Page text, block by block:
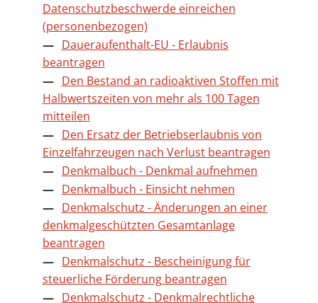
Datenschutzbeschwerde einreichen
(personenbezogen)
Daueraufenthalt-EU - Erlaubnis
beantragen
Den Bestand an radioaktiven Stoffen mit
Halbwertszeiten von mehr als 100 Tagen
mitteilen
Den Ersatz der Betriebserlaubnis von
Einzelfahrzeugen nach Verlust beantragen
Denkmalbuch - Denkmal aufnehmen
Denkmalbuch - Einsicht nehmen
Denkmalschutz - Änderungen an einer
denkmalgeschützten Gesamtanlage
beantragen
Denkmalschutz - Bescheinigung für
steuerliche Förderung beantragen
Denkmalschutz - Denkmalrechtliche